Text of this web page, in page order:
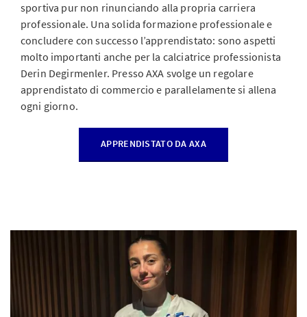
sportiva pur non rinunciando alla propria carriera
professionale. Una solida formazione professionale e
concludere con successo l’apprendistato: sono aspetti
molto importanti anche per la calciatrice professionista
Derin Degirmenler. Presso AXA svolge un regolare
apprendistato di commercio e parallelamente si allena
ogni giorno.
APPRENDISTATO DA AXA